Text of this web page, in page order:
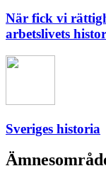
När fick vi
arbetslivets
Sveriges historia